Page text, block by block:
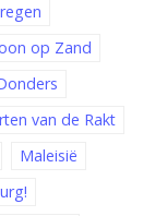
op Zand
van de Rakt
Maleisië